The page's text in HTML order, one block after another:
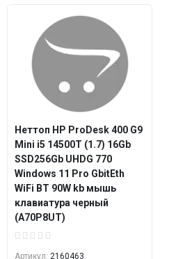
Неттоп HP ProDesk 400 G9
Mini i5 14500T (1.7) 16Gb
SSD256Gb UHDG 770
Windows 11 Pro GbitEth
WiFi BT 90W kb мышь
клавиатура черный
(A70P8UT)
Артикул: 2160463